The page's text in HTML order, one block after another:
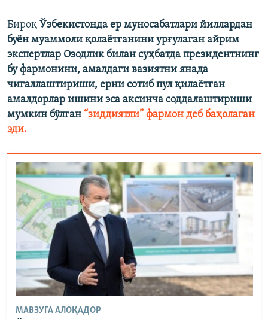
Бироқ Ўзбекистонда ер муносабатлари йиллардан
буён муаммоли қолаётганини урғулаган айрим
экспертлар Озодлик билан суҳбатда президентнинг
бу фармонини, амалдаги вазиятни янада
чигаллаштириши, ерни сотиб пул қилаётган
амалдорлар ишини эса аксинча соддалаштириши
мумкин бўлган “зиддиятли” фармон деб баҳолаган
эди.
МАВЗУГА АЛОҚАДОР